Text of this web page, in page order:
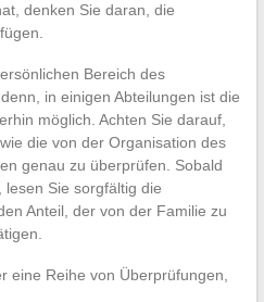
denken Sie daran, die
Bereich des
in einigen Abteilungen ist die
möglich. Achten Sie darauf,
die von der Organisation des
genau zu überprüfen. Sobald
Sie sorgfältig die
Anteil, der von der Familie zu
eine Reihe von Überprüfungen,